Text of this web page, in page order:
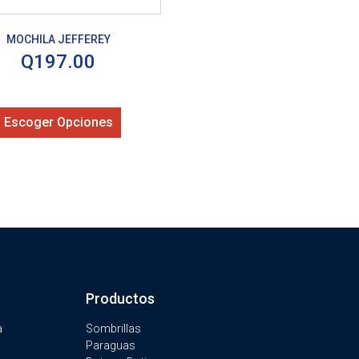
MOCHILA JEFFEREY
Q197.00
Escoger Opciones
Productos
Sombrillas
Paraguas